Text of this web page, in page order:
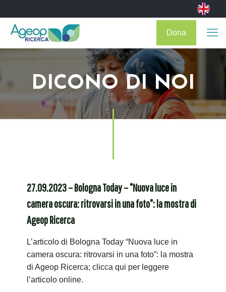
Dona
DICONO DI NOI
27.09.2023 – Bologna Today – “Nuova luce in
camera oscura: ritrovarsi in una foto”: la mostra di
Ageop Ricerca
L’articolo di Bologna Today “Nuova luce in
camera oscura: ritrovarsi in una foto”: la mostra
di Ageop Ricerca; clicca qui per leggere
l’articolo online.